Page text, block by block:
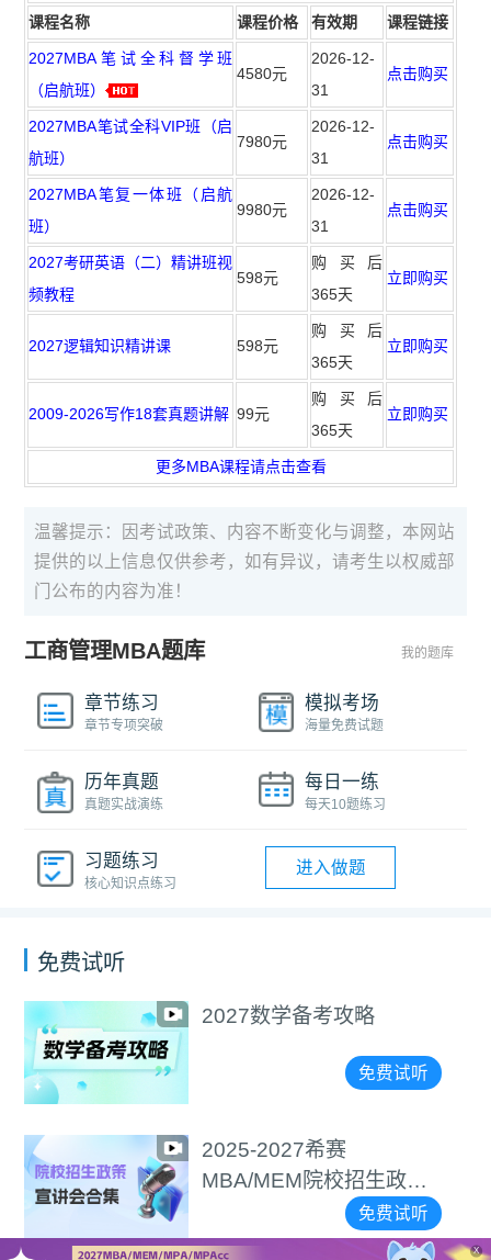
课程名称 课程价格 有效期 课程链接
2027MBA笔试全科督学班
（启航班）
4580元
2026-12-
31
点击购买
2027MBA笔试全科VIP班（启
航班）
7980元
2026-12-
31
点击购买
2027MBA笔复一体班（启航
班）
9980元
2026-12-
31
点击购买
2027考研英语（二）精讲班视
频教程
598元
购买后
365天
立即购买
2027逻辑知识精讲课 598元
购买后
365天
立即购买
2009-2026写作18套真题讲解 99元
购买后
365天
立即购买
更多MBA课程请点击查看
温馨提示：因考试政策、内容不断变化与调整，本网站
提供的以上信息仅供参考，如有异议，请考生以权威部
门公布的内容为准！
工商管理MBA题库 我的题库
章节练习
章节专项突破
模拟考场
海量免费试题
历年真题
真题实战演练
每日一练
每天10题练习
习题练习
核心知识点练习
进入做题
免费试听
2027数学备考攻略
免费试听
2025-2027希赛
MBA/MEM院校招生政策
免费试听
X